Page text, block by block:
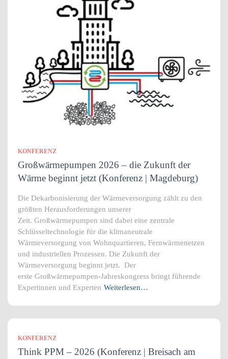
KONFERENZ
Großwärmepumpen 2026 – die Zukunft der
Wärme beginnt jetzt (Konferenz | Magdeburg)
Die Dekarbonisierung der Wärmeversorgung zählt zu den
größten Herausforderungen unserer
Zeit. Großwärmepumpen sind dabei eine zentrale
Schlüsseltechnologie für die klimaneutrale
Wärmeversorgung von Wohnquartieren, Fernwärmenetzen
und industriellen Prozessen. Die Zukunft der
Wärmeversorgung beginnt jetzt. Der
erste Großwärmepumpen-Jahreskongress bringt führende
Expertinnen und Experten Weiterlesen…
KONFERENZ
Think PPM – 2026 (Konferenz | Breisach am